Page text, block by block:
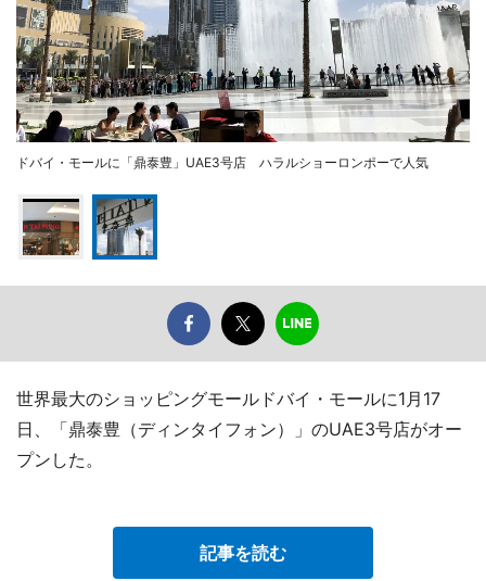
ドバイ・モールに「鼎泰豊」UAE3号店 ハラルショーロンポーで人気
世界最大のショッピングモールドバイ・モールに1月17
日、「鼎泰豊（ディンタイフォン）」のUAE3号店がオー
プンした。
記事を読む